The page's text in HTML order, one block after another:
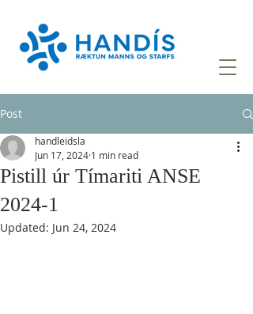
Post
Pistill úr Tímariti ANSE
2024-1
handleidsla
Jun 17, 2024 1 min read
Updated: Jun 24, 2024